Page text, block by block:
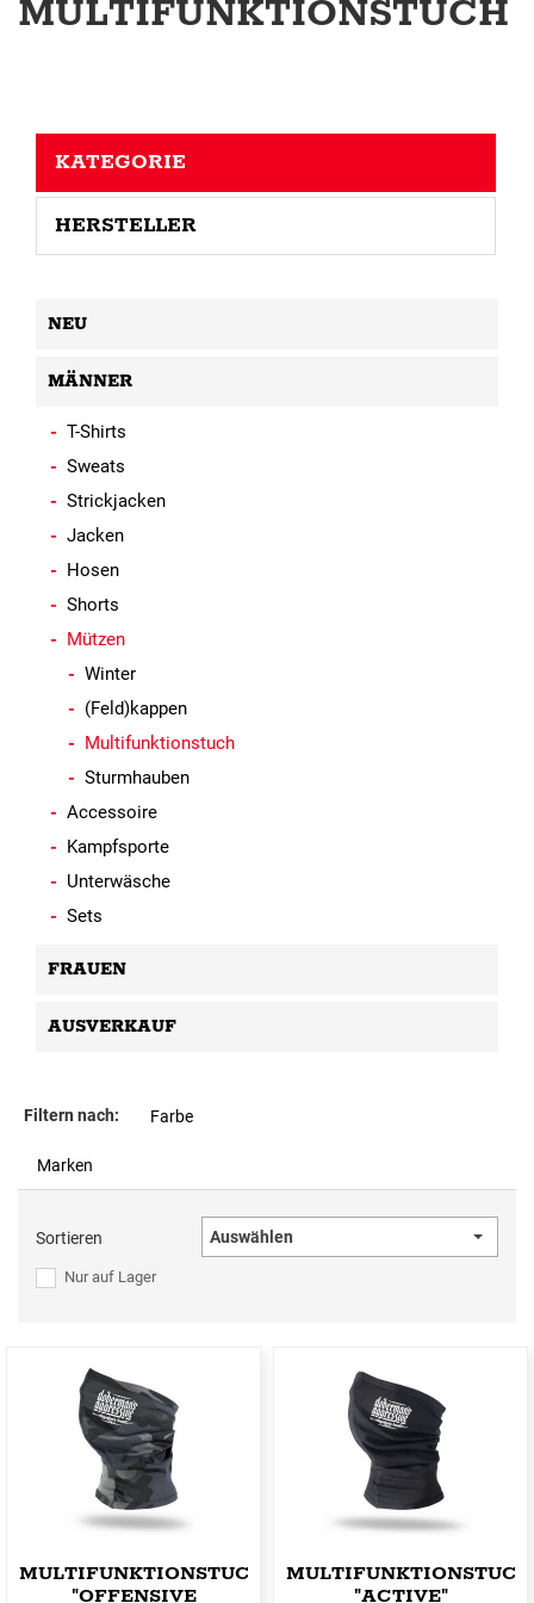
MULTIFUNKTIONSTUCH
KATEGORIE
HERSTELLER
NEU
MÄNNER
T-Shirts
Sweats
Strickjacken
Jacken
Hosen
Shorts
Mützen
Winter
(Feld)kappen
Multifunktionstuch
Sturmhauben
Accessoire
Kampfsporte
Unterwäsche
Sets
FRAUEN
AUSVERKAUF
Filtern nach: Farbe
Marken
Sortieren Auswählen
Nur auf Lager
MULTIFUNKTIONSTUCH
"OFFENSIVE
MULTIFUNKTIONSTUCH
"ACTIVE"